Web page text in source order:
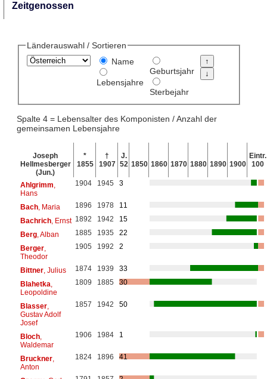
Zeitgenossen
Länderauswahl / Sortieren
Name
Lebensjahre
Geburtsjahr
Sterbejahr
Spalte 4 = Lebensalter des Komponisten / Anzahl der
gemeinsamen Lebensjahre
Joseph
Hellmesberger
(Jun.)
*
1855
†
1907
J.
52 1850 1860 1870 1880 1890 1900
Eintr.
100
Ahlgrimm
Hans
1904 1945 3
Bach, Maria 1896 1978
11
Bachrich, Ernst 1892 1942
15
Berg, Alban 1885 1935
22
Berger,
Theodor
1905 1992 2
Bittner, Julius 1874 1939
33
Blahetka
Leopoldine
1809 1885 30
Blasser,
Gustav Adolf
Josef
1857 1942 50
Bloch,
Waldemar
1906 1984 1
Bruckner,
Anton
1824 1896 41